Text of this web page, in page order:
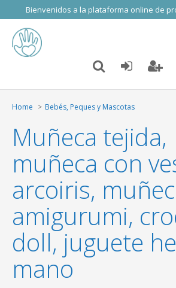
Bienvenidos a la plataforma online de
Home Bebés, Peques y Mascotas
Muñeca tejida,
muñeca con
arcoiris,
amigurumi,
doll, juguete
mano